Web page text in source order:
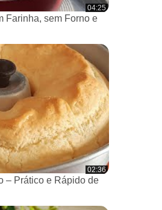
04:25
Farinha, sem Forno e
02:36
– Prático e Rápido de